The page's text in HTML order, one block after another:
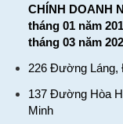
CHÍNH DOANH
tháng 01 năm
tháng 03 năm
226 Đường Láng,
137 Đường Hòa
Minh